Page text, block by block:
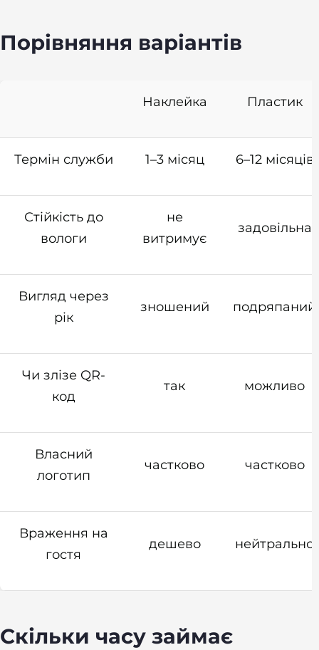
Порівняння варіантів
Наклейка Пластик
Термін служби 1–3 місяц 6–12 місяців
Стійкість до
вологи
не
витримує
задовільна
Вигляд через
рік
зношений подряпаний
Чи злізе QR-
код
так можливо
Власний
логотип
частково частково
Враження на
гостя
дешево нейтрально
Скільки часу займає